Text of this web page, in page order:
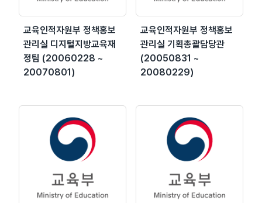
교육인적자원부 정책홍보
관리실 디지털지방교육재
정팀 (20060228 ~
20070801)
교육인적자원부 정책홍보
관리실 기획총괄담당관
(20050831 ~
20080229)